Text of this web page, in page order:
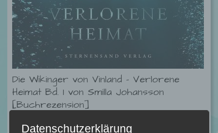
Die Wikinger von Vinland – Verlorene
Heimat Bd. 1 von Smilla Johansson
[Buchrezension]
Datenschutzerklärung